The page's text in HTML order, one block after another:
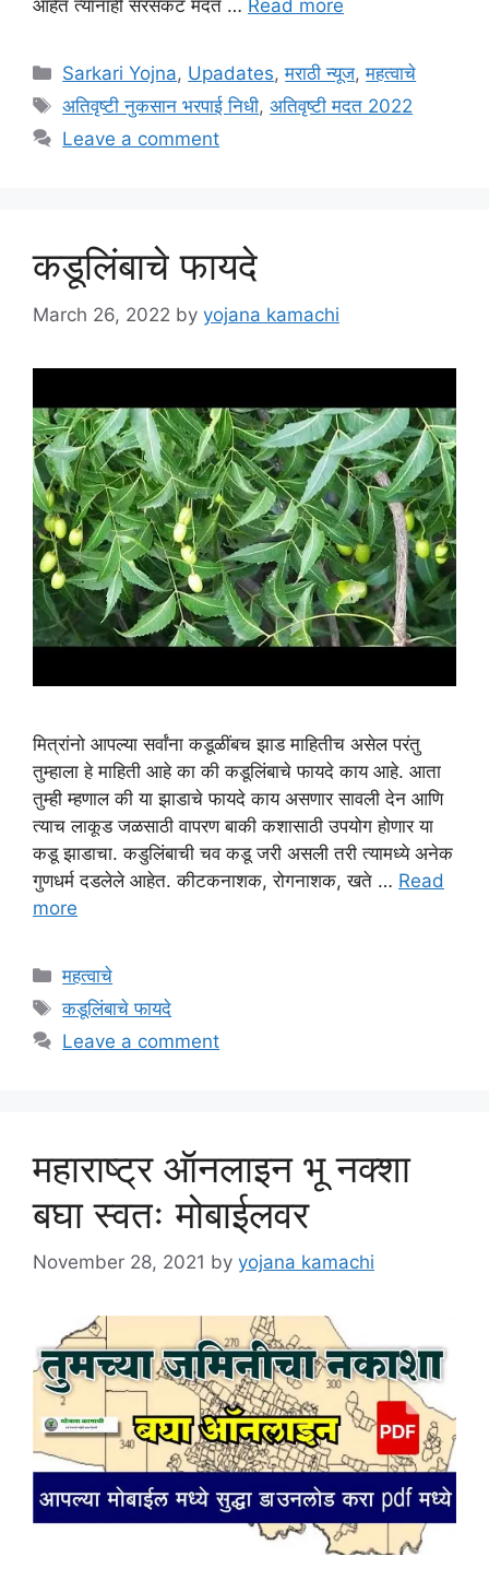
आहेत त्यांनाही सरसकट मदत … Read more
Categories
Sarkari Yojna, Upadates,मराठी न्यूज,महत्वाचे
Tags
अतिवृष्टी नुकसान भरपाई निधी,अतिवृष्टी मदत 2022
Leave a comment
कडूलिंबाचे फायदे
March 26, 2022 by yojana kamachi
मित्रांनो आपल्या सर्वांना कडूळींबच झाड माहितीच असेल परंतु
तुम्हाला हे माहिती आहे का की कडूलिंबाचे फायदे काय आहे. आता
तुम्ही म्हणाल की या झाडाचे फायदे काय असणार सावली देन आणि
त्याच लाकूड जळसाठी वापरण बाकी कशासाठी उपयोग होणार या
कडू झाडाचा. कडुलिंबाची चव कडू जरी असली तरी त्यामध्ये अनेक
गुणधर्म दडलेले आहेत. कीटकनाशक, रोगनाशक, खते … Read
more
Categories
महत्वाचे
Tags
कडूलिंबाचे फायदे
Leave a comment
महाराष्ट्र ऑनलाइन भू नक्शा
बघा स्वतः मोबाईलवर
November 28, 2021 by yojana kamachi